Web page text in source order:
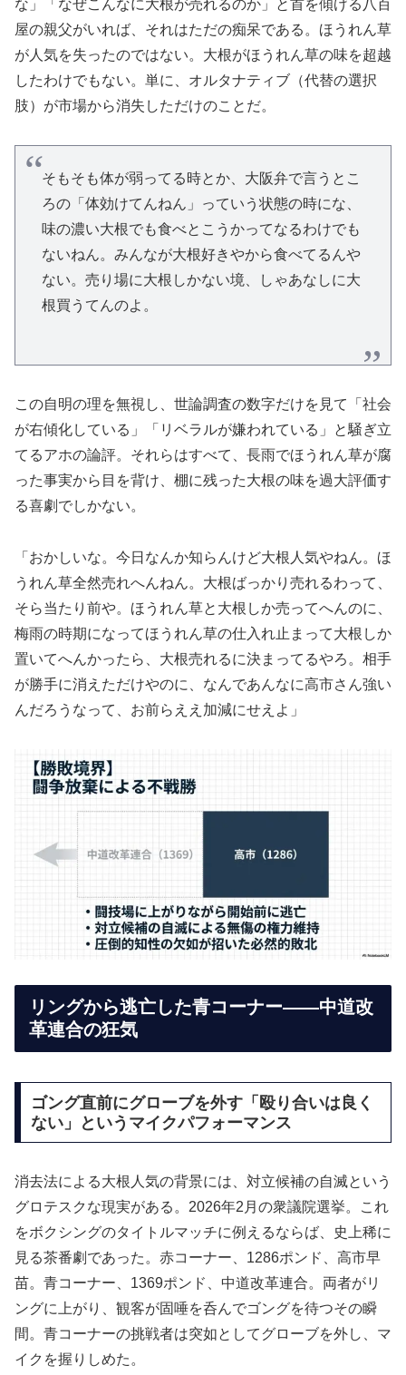
な」「なぜこんなに大根が売れるのか」と首を傾げる八百
屋の親父がいれば、それはただの痴呆である。ほうれん草
が人気を失ったのではない。大根がほうれん草の味を超越
したわけでもない。単に、オルタナティブ（代替の選択
肢）が市場から消失しただけのことだ。
そもそも体が弱ってる時とか、大阪弁で言うとこ
ろの「体効けてんねん」っていう状態の時にな、
味の濃い大根でも食べとこうかってなるわけでも
ないねん。みんなが大根好きやから食べてるんや
ない。売り場に大根しかない境、しゃあなしに大
根買うてんのよ。
この自明の理を無視し、世論調査の数字だけを見て「社会
が右傾化している」「リベラルが嫌われている」と騒ぎ立
てるアホの論評。それらはすべて、長雨でほうれん草が腐
った事実から目を背け、棚に残った大根の味を過大評価す
る喜劇でしかない。
「おかしいな。今日なんか知らんけど大根人気やねん。ほ
うれん草全然売れへんねん。大根ばっかり売れるわって、
そら当たり前や。ほうれん草と大根しか売ってへんのに、
梅雨の時期になってほうれん草の仕入れ止まって大根しか
置いてへんかったら、大根売れるに決まってるやろ。相手
が勝手に消えただけやのに、なんであんなに高市さん強い
んだろうなって、お前らええ加減にせえよ」
リングから逃亡した青コーナー——中道改
革連合の狂気
ゴング直前にグローブを外す「殴り合いは良く
ない」というマイクパフォーマンス
消去法による大根人気の背景には、対立候補の自滅という
グロテスクな現実がある。2026年2月の衆議院選挙。これ
をボクシングのタイトルマッチに例えるならば、史上稀に
見る茶番劇であった。赤コーナー、1286ポンド、高市早
苗。青コーナー、1369ポンド、中道改革連合。両者がリ
ングに上がり、観客が固唾を呑んでゴングを待つその瞬
間。青コーナーの挑戦者は突如としてグローブを外し、マ
イクを握りしめた。